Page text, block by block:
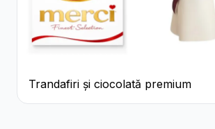
Trandafiri și ciocolată premium